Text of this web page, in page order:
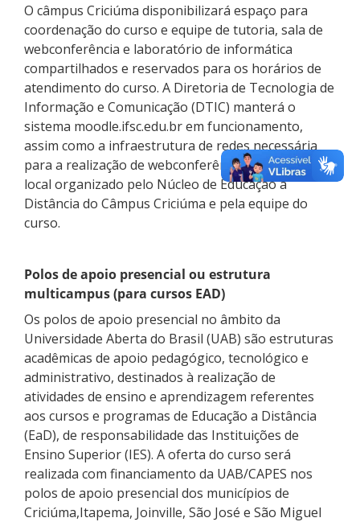
O câmpus Criciúma disponibilizará espaço para
coordenação do curso e equipe de tutoria, sala de
webconferência e laboratório de informática
compartilhados e reservados para os horários de
atendimento do curso. A Diretoria de Tecnologia de
Informação e Comunicação (DTIC) manterá o
sistema moodle.ifsc.edu.br em funcionamento,
assim como a infraestrutura de redes necessária
para a realização de webconferências, com suporte
local organizado pelo Núcleo de Educação a
Distância do Câmpus Criciúma e pela equipe do
curso.
Polos de apoio presencial ou estrutura
multicampus (para cursos EAD)
Os polos de apoio presencial no âmbito da
Universidade Aberta do Brasil (UAB) são estruturas
acadêmicas de apoio pedagógico, tecnológico e
administrativo, destinados à realização de
atividades de ensino e aprendizagem referentes
aos cursos e programas de Educação a Distância
(EaD), de responsabilidade das Instituições de
Ensino Superior (IES). A oferta do curso será
realizada com financiamento da UAB/CAPES nos
polos de apoio presencial dos municípios de
Criciúma,Itapema, Joinville, São José e São Miguel